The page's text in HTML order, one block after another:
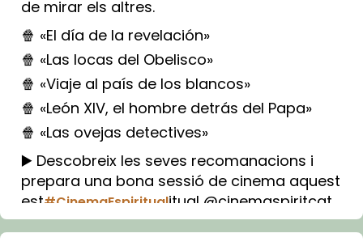
de mirar els altres.
🍿 «El día de la revelación»
🍿 «Las locas del Obelisco»
🍿 «Viaje al país de los blancos»
🍿 «León XIV, el hombre detrás del Papa»
🍿 «Las ovejas detectives»
▶️ Descobreix les seves recomanacions i
prepara una bona sessió de cinema aquest
est#CinemaEspiritualitual @cinemaspiritcat
Imatge: Generada amb IA (OpenAI)